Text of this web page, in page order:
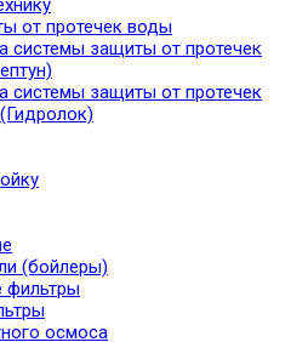
от протечек воды
системы защиты от протечек
системы защиты от протечек
(бойлеры)
фильтры
осмоса